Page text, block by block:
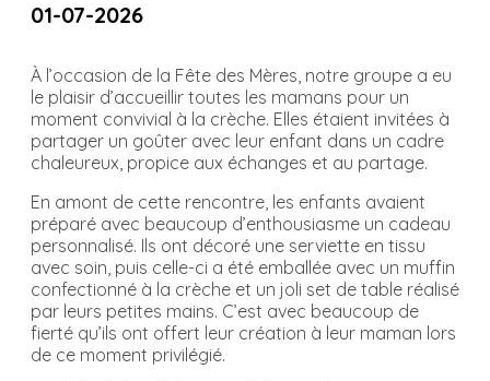
01-07-2026
À l’occasion de la Fête des Mères, notre groupe a eu
le plaisir d’accueillir toutes les mamans pour un
moment convivial à la crèche. Elles étaient invitées à
partager un goûter avec leur enfant dans un cadre
chaleureux, propice aux échanges et au partage.
En amont de cette rencontre, les enfants avaient
préparé avec beaucoup d’enthousiasme un cadeau
personnalisé. Ils ont décoré une serviette en tissu
avec soin, puis celle-ci a été emballée avec un muffin
confectionné à la crèche et un joli set de table réalisé
par leurs petites mains. C’est avec beaucoup de
fierté qu’ils ont offert leur création à leur maman lors
de ce moment privilégié.